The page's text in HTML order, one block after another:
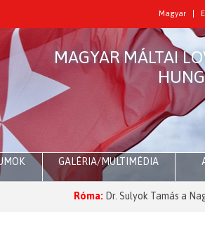
Magyar
MAGYAR MÁLTAI
GALÉRIA/MULTIMÉDIA
Dr. Sulyok Tamás a Nagymesternél